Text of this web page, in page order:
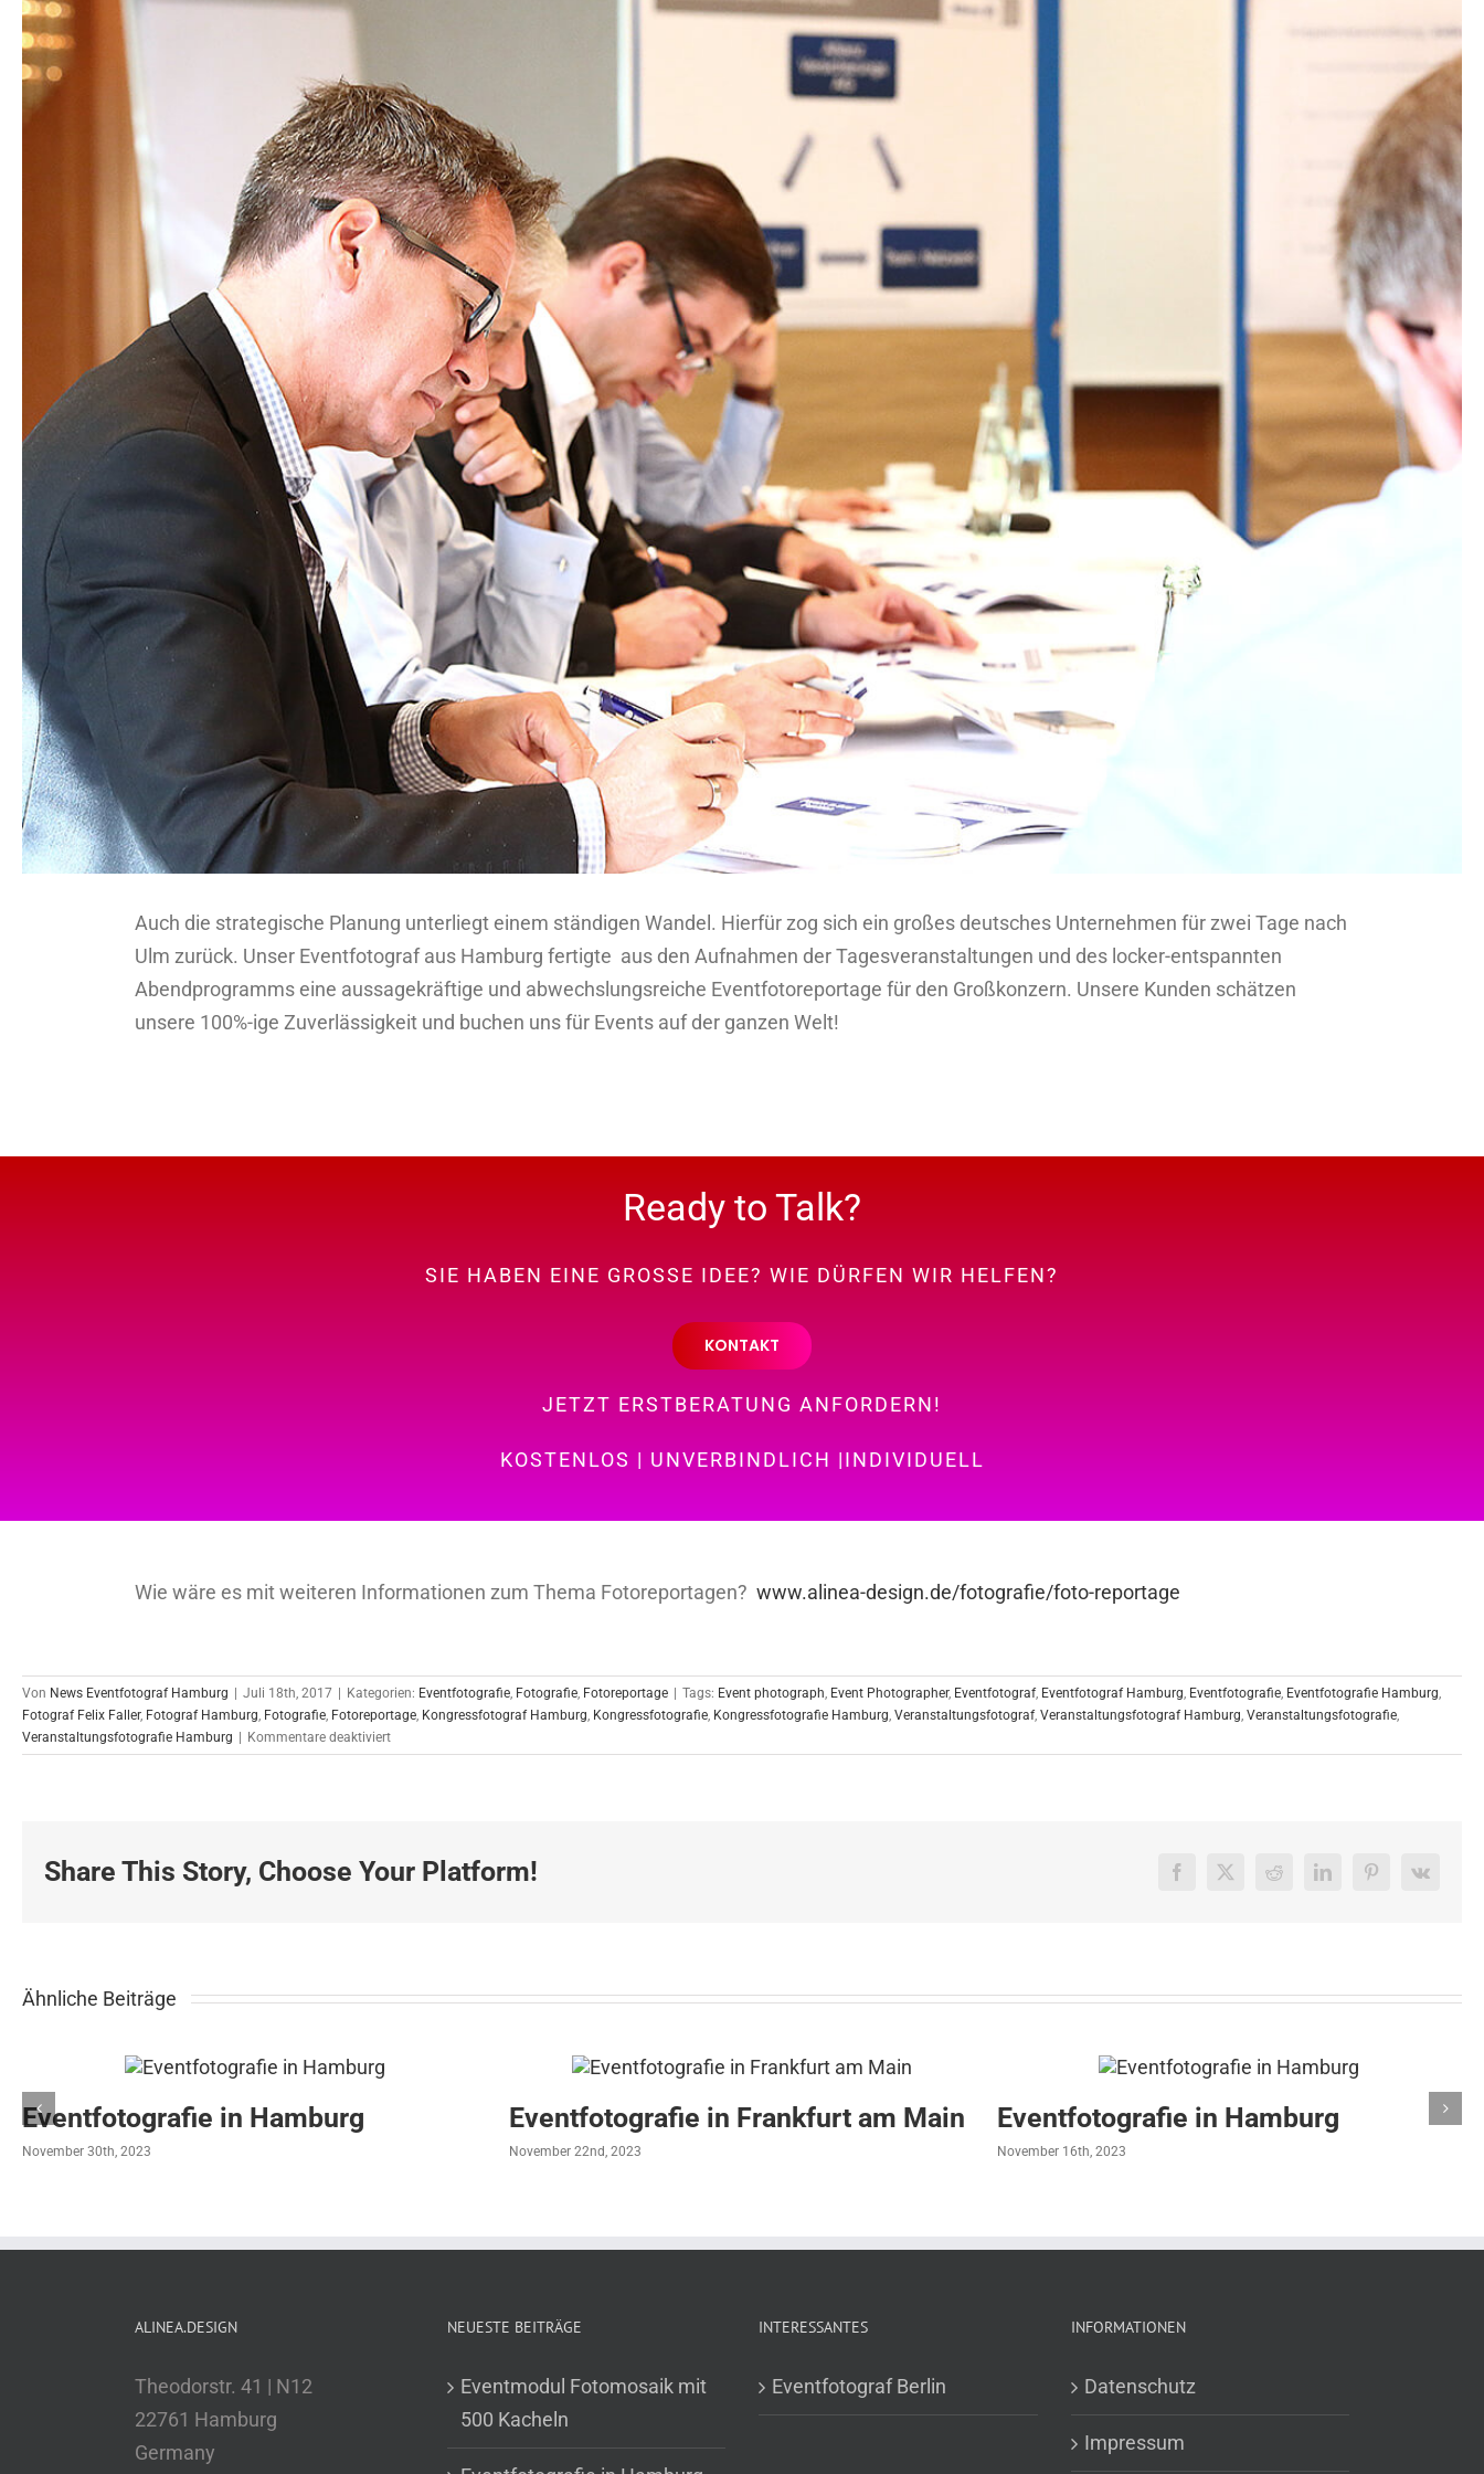
Auch die strategische Planung unterliegt einem ständigen Wandel. Hierfür zog sich ein großes deutsches Unternehmen für zwei Tage nach
Ulm zurück. Unser Eventfotograf aus Hamburg fertigte aus den Aufnahmen der Tagesveranstaltungen und des locker-entspannten
Abendprogramms eine aussagekräftige und abwechslungsreiche Eventfotoreportage für den Großkonzern. Unsere Kunden schätzen
unsere 100%-ige Zuverlässigkeit und buchen uns für Events auf der ganzen Welt!
Ready to Talk?
SIE HABEN EINE GROSSE IDEE? WIE DÜRFEN WIR HELFEN?
KONTAKT
JETZT ERSTBERATUNG ANFORDERN!
KOSTENLOS | UNVERBINDLICH |INDIVIDUELL
Wie wäre es mit weiteren Informationen zum Thema Fotoreportagen? www.alinea-design.de/fotografie/foto-reportage
Von News Eventfotograf Hamburg | Juli 18th, 2017 | Kategorien: Eventfotografie, Fotografie, Fotoreportage | Tags: Event photograph, Event Photographer, Eventfotograf, Eventfotograf Hamburg, Eventfotografie, Eventfotografie Hamburg,
Fotograf Felix Faller, Fotograf Hamburg, Fotografie, Fotoreportage, Kongressfotograf Hamburg, Kongressfotografie, Kongressfotografie Hamburg, Veranstaltungsfotograf, Veranstaltungsfotograf Hamburg, Veranstaltungsfotografie,
Veranstaltungsfotografie Hamburg | Kommentare deaktiviertfür
Eventreportage
einen
Share This Story, Choose Your Platform! Facebook
X Reddit LinkedInPinterest
Vk
Ähnliche Beiträge
Eventfotografie in Hamburg
November 30th, 2023
Eventfotografie in Frankfurt am Main
November 22nd, 2023
Eventfotografie in Hamburg
November 16th, 2023
ALINEA.DESIGN
Theodorstr. 41 | N12
22761 Hamburg
Germany
NEUESTE BEITRÄGE
Eventmodul Fotomosaik mit
500 Kacheln
INTERESSANTES
Eventfotograf Berlin
INFORMATIONEN
Datenschutz
Impressum